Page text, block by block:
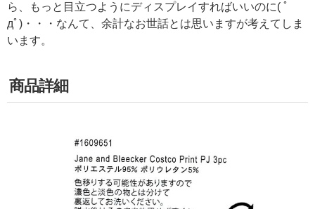
ら、もっと目立つようにディスプレイすればいいのに( ﾟ
дﾟ)・・・なんて、余計なお世話とは思いますが考えてしま
います。
商品詳細